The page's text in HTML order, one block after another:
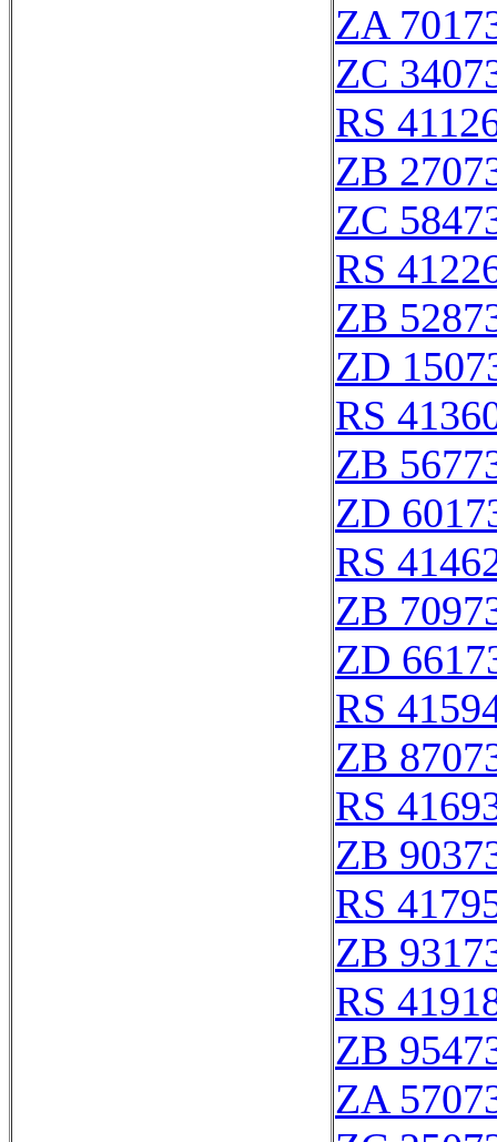
ZA
ZC
RS
ZB
ZC
RS
ZB
ZD
RS
ZB
ZD
RS
ZB
ZD
RS
ZB
RS
ZB
RS
ZB
RS
ZB
ZA